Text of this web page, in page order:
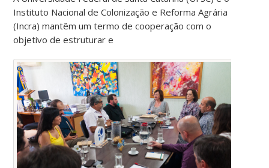
Instituto Nacional de Colonização e Reforma Agrária
(Incra) mantêm um termo de cooperação com o
objetivo de estruturar e